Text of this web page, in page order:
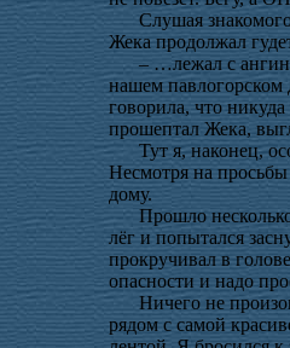
Слушая
Жека продолжал
– …лежал с
нашем павлогорском
говорила, что
прошептал Жека,
Тут я, наконец,
Несмотря на просьбы
дому.
Прошло
лёг и попытался
прокручивал в
опасности и надо
Ничего не
рядом с самой